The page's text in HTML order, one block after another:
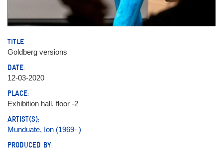
TITLE:
Goldberg versions
DATE:
12-03-2020
PLACE:
Exhibition hall, floor -2
ARTIST(S):
Munduate, Ion (1969- )
PRODUCED BY: